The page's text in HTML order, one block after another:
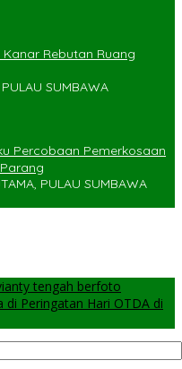
Kanar Rebutan Ruang
SUMBAWA
Percobaan Pemerkosaan
PULAU SUMBAWA
tengah berfoto
di Peringatan Hari OTDA di